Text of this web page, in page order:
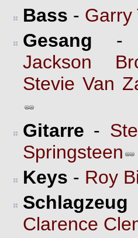
Bass - Garry
Gesang
Jackson
Stevie Van
Gitarre -
Springsteen
Keys - Roy
Schlagzeug
Clarence